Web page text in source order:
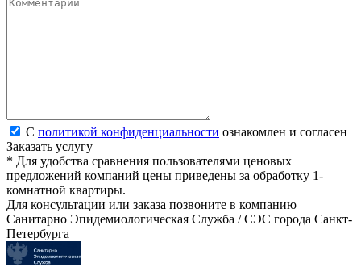
С политикой конфиденциальности ознакомлен и согласен
Заказать услугу
* Для удобства сравнения пользователями ценовых
предложений компаний цены приведены за обработку 1-
комнатной квартиры.
Для консультации или заказа позвоните в компанию
Санитарно Эпидемиологическая Служба / СЭС города Санкт-
Петербурга